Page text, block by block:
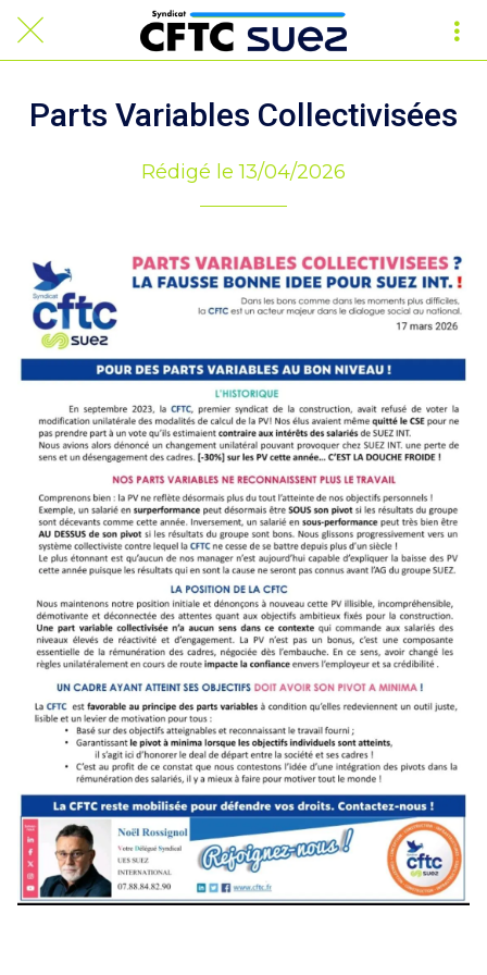
Parts Variables Collectivisées
Rédigé le 13/04/2026